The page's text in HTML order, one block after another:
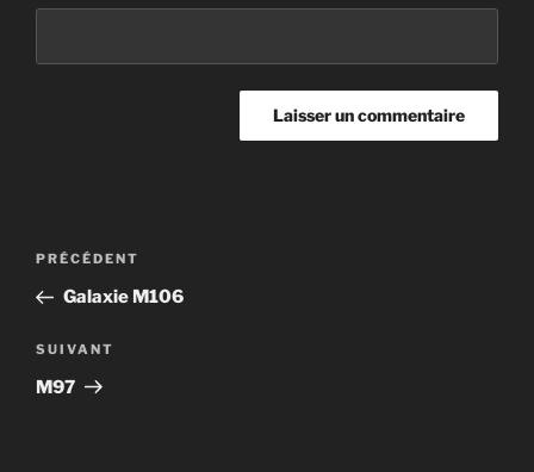
Navigation
l’article
Article
précédent
PRÉCÉDENT
Galaxie M106
Article
suivant
SUIVANT
M97